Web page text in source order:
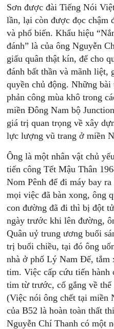
Sơn được đài Tiếng Nói
lần, lại còn được đọc chậm
và phổ biến. Khẩu hiệu
đánh” là của ông Nguyễn
giấu quân thật kín, để cho
đánh bất thần và mãnh liệt,
quyền chủ động. Những
phản công mùa khô trong
miền Đông Nam bộ
giá trị quan trọng về xây
lực lượng vũ trang ở miền
Ông là một nhân vật chủ
tiến công Tết Mậu Thân
Nom Pênh để đi máy bay
mọi việc đã bàn xong, ông
con đường đã đi thì bị đột
ngày trước khi lên đường,
Quân uỷ trung ương buổi
trị buổi chiều, tại đó ông
nhà ở phố Lý Nam Đế,
tim. Việc cấp cứu tiến hành
tim từ trước, cố gắng về
(Việc nói ông chết tại miền
của B52 là hoàn toàn thất
Nguyễn Chí Thanh có một